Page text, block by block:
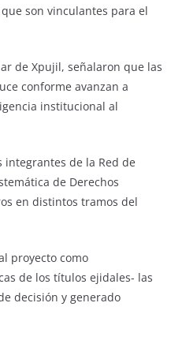
son vinculantes para el
de Xpujil, señalaron que las
conforme avanzan a
institucional al
de la Red de
de Derechos
en distintos tramos del
proyecto como
de los títulos ejidales- las
decisión y generado